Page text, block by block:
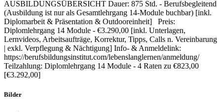
AUSBILDUNGSÜBERSICHT Dauer: 875 Std. - Berufsbegleitend
(Ausbildung ist nur als Gesamtlehrgang 14-Module buchbar) [inkl.
Diplomarbeit & Präsentation & Outdooreinheit] Preis:
Diplomlehrgang 14 Module - €3.290,00 [inkl. Unterlagen,
Lernvideos, Arbeitsaufträge, Korrektur, Tipps, Calls n. Vereinbarung
| exkl. Verpflegung & Nächtigung] Info- & Anmeldelink:
https://berufsbildungsinstitut.com/lebenslanglernen/anmeldung/
Teilzahlung: Diplomlehrgang 14 Module - 4 Raten zu €823,00
[€3.292,00]
Bilder